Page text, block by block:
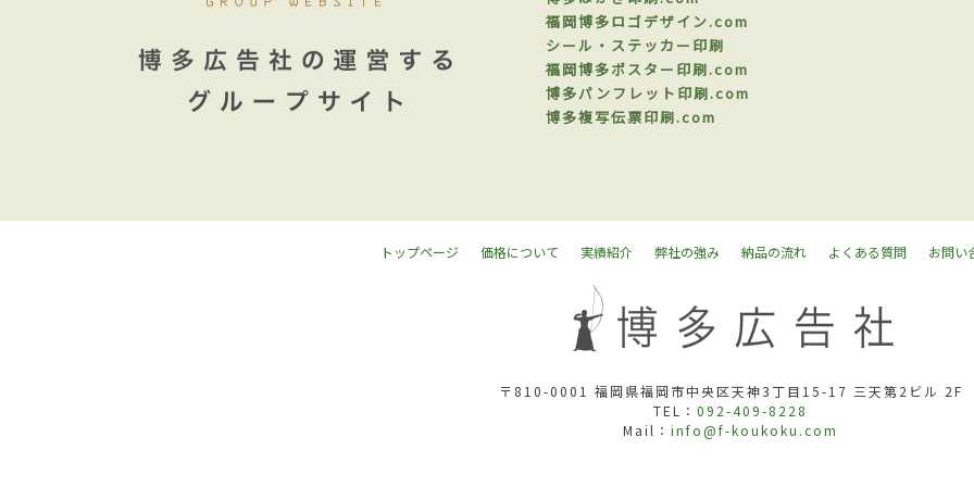
福岡博多ロゴデザイン.com
シール・ステッカー印刷
福岡博多ポスター印刷.com
博多パンフレット印刷.com
博多複写伝票印刷.com
トップページ 価格について 実績紹介 弊社の強み 納品の流れ よくある質問 お問い
〒810-0001 福岡県福岡市中央区天神3丁目15-17 三天第2ビル 2F
TEL： 092-409-8228
Mail： info@f-koukoku.com